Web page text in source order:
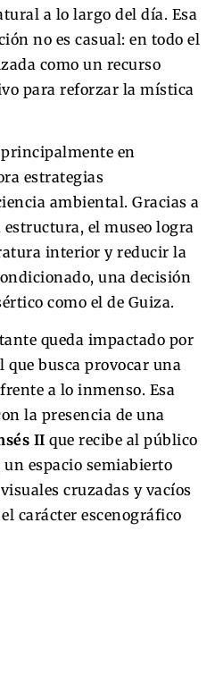
a lo largo del día. Esa
no es casual: en todo el
como un recurso
para reforzar la mística
en
estrategias
ambiental. Gracias a
estructura, el museo logra
interior y reducir la
una decisión
como el de Guiza.
queda impactado por
busca provocar una
a lo inmenso. Esa
la presencia de una
II que recibe al público
espacio semiabierto
cruzadas y vacíos
carácter escenográfico